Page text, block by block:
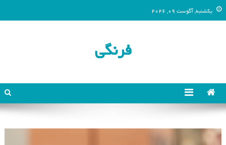
یکشنبه, آگوست 09, 2026
فرنگی